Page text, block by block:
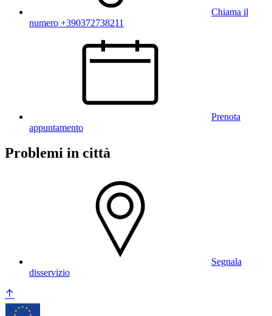
Chiama il
numero +390372738211
Prenota
appuntamento
Problemi in città
Segnala
disservizio